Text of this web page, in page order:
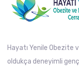
Hayatı Yenile Obezite
oldukça deneyimli